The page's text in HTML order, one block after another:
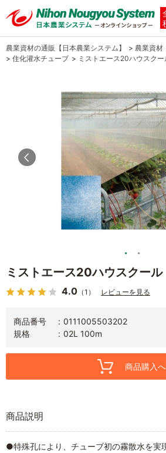
農業資材の通販【日本農業システム】 > 農業資材
> 住化灌水チューブ > ミストエース20ハウスクー
ミストエース20ハウスクール
4.0 （1） レビューを見る
商品番号
0111005503202
規格
02L 100m
商品購入へ
商品説明
●特殊孔により、チューブ初の霧散水を実